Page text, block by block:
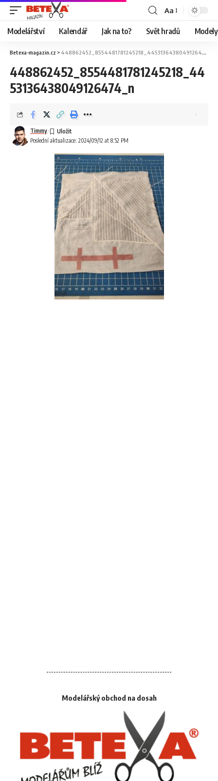
Aa
Modelářství Kalendář Jak na to? Svět hradů
Betexa-magazin.cz > 448862452_8554481781245218_4453136438049126474_n
448862452_8554481781245218_44
53136438049126474_n
Poslední aktualizace: 2024/09/12 at 8:52 PM
Timmy
Modelářský obchod na dosah